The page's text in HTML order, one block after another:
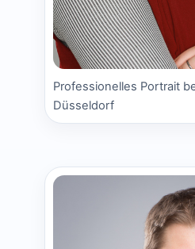
Professionelles Portrait
Düsseldorf